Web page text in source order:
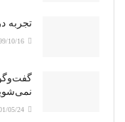
تجربه در